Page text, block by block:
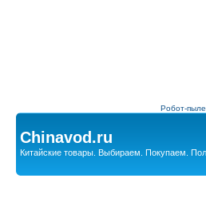
Робот-
Chinavod.ru
Китайские товары. Выбираем. Покупаем.